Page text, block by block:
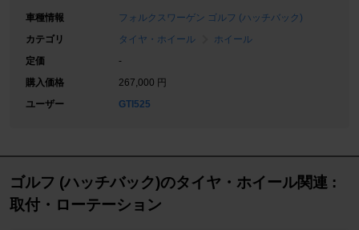
車種情報
フォルクスワーゲン ゴルフ (ハッチバック)
カテゴリ
タイヤ・ホイール
ホイール
定価
-
購入価格
267,000 円
ユーザー
GTI525
ゴルフ (ハッチバック)のタイヤ・ホイール関連 :
取付・ローテーション